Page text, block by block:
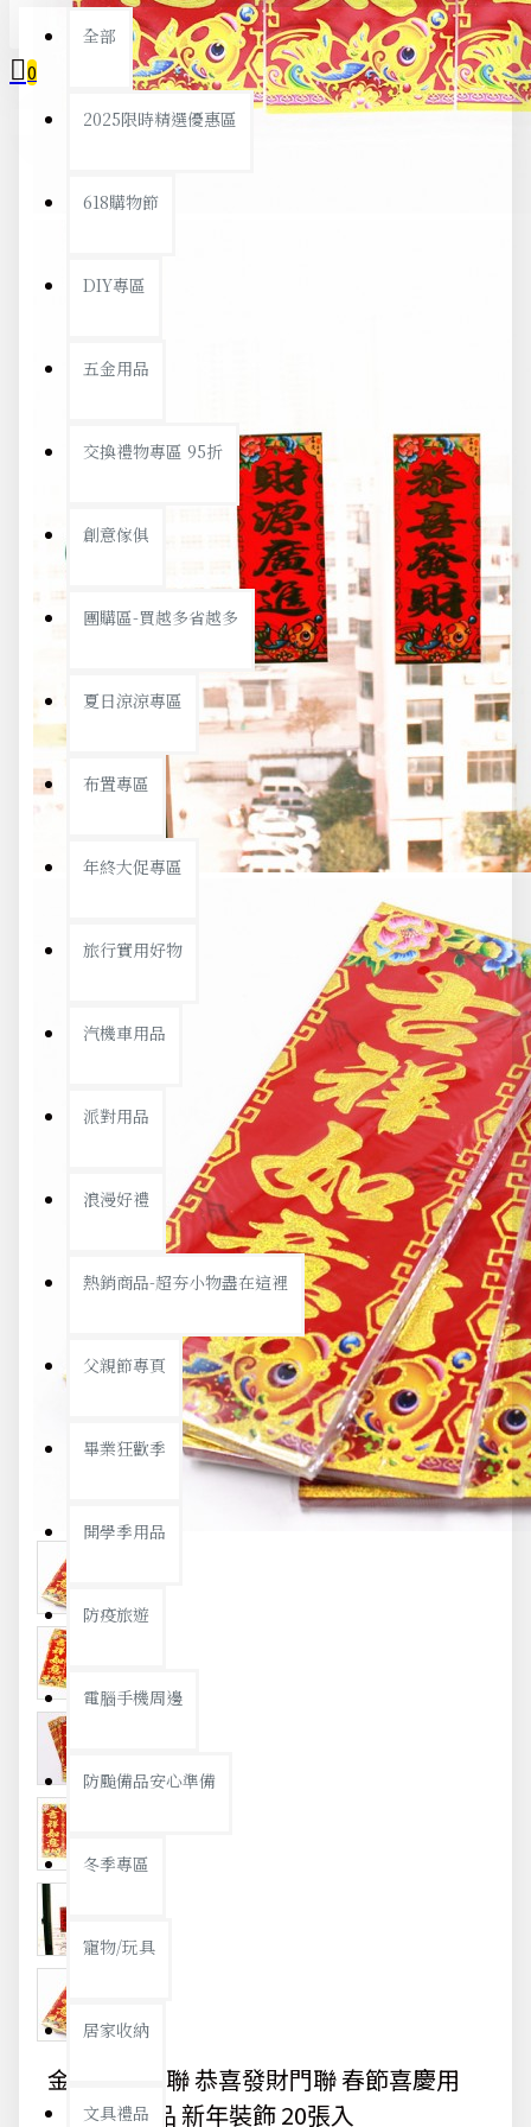
全部
2025限時精選優惠區
618購物節
DIY專區
五金用品
交換禮物專區 95折
創意傢俱
團購區-買越多省越多
夏日涼涼專區
布置專區
年終大促專區
旅行實用好物
汽機車用品
派對用品
浪漫好禮
熱銷商品-超夯小物盡在這裡
父親節專頁
畢業狂歡季
開學季用品
防疫旅遊
電腦手機周邊
防颱備品安心準備
冬季專區
寵物/玩具
居家收納
文具禮品
0
您的購物車內沒有商品！
金字吉祥春聯 恭喜發財門聯 春節喜慶用
品 新年裝飾 20張入